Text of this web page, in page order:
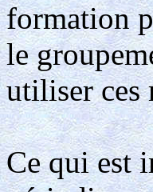
formation
le
utiliser ces
Ce qui est